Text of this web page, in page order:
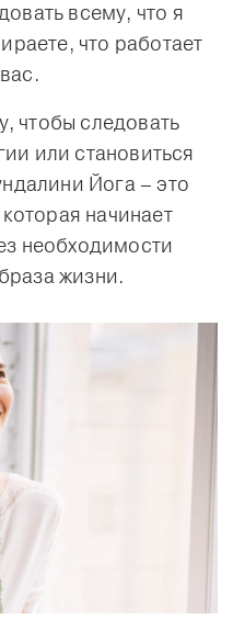
всему, что я
что работает
чтобы следовать
или становиться
Йога – это
начинает
необходимости
жизни.